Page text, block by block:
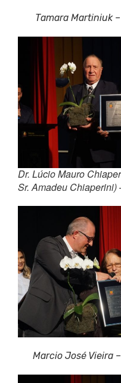
Tamara Martiniuk
Dr. Lúcio Mauro
Sr. Amadeu
Marcio José Vieira